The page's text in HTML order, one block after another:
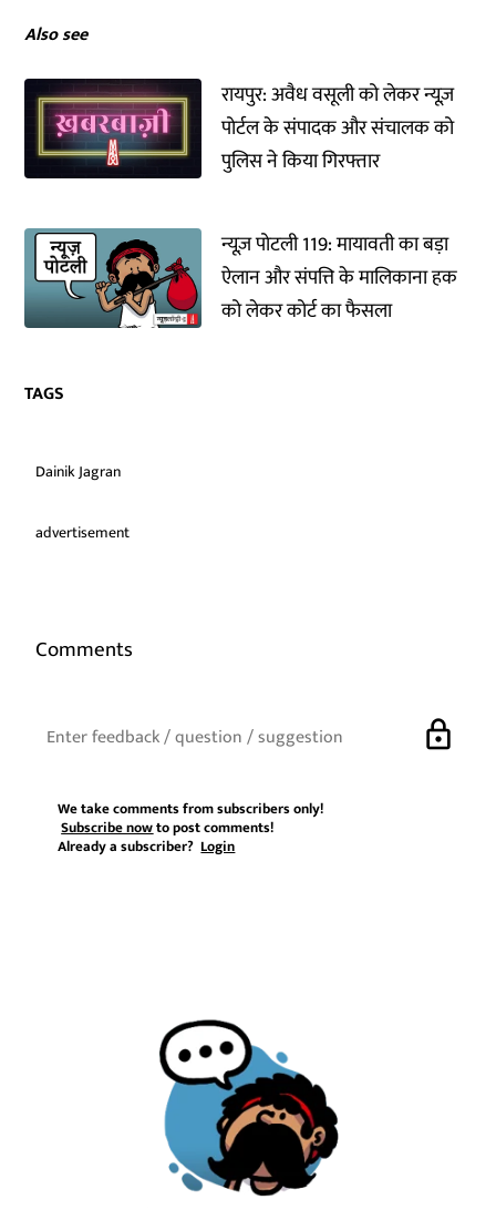
Also see
रायपुर: अवैध वसूली को लेकर न्यूज़
पोर्टल के संपादक और संचालक को
पुलिस ने किया गिरफ्तार
न्यूज़ पोटली 119: मायावती का बड़ा
ऐलान और संपत्ति के मालिकाना हक
को लेकर कोर्ट का फैसला
TAGS
Dainik Jagran
advertisement
Comments
lock
We take comments from subscribers only!
Subscribe nowto post comments!
Already a subscriber?Login